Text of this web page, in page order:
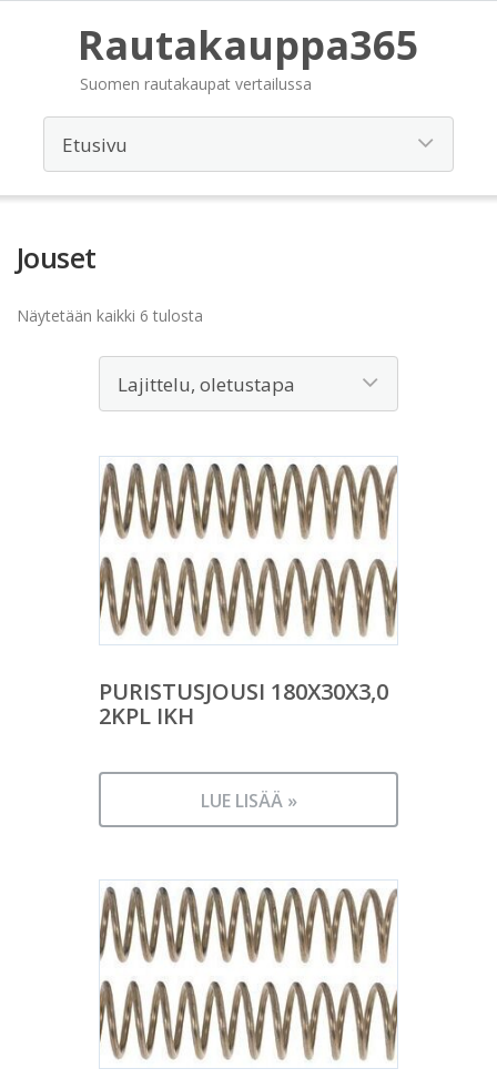
Rautakauppa365
Suomen rautakaupat vertailussa
Jouset
Näytetään kaikki 6 tulosta
PURISTUSJOUSI 180X30X3,0
2KPL IKH
LUE LISÄÄ »